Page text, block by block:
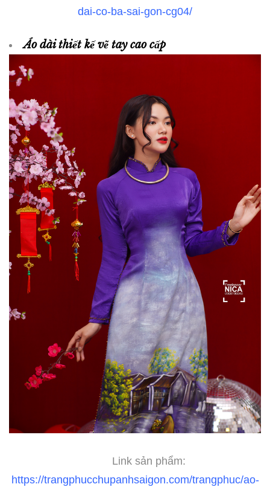
dai-co-ba-sai-gon-cg04/
Áo dài thiết kế vẽ tay cao cấp
Link sản phẩm:
https://trangphucchupanhsaigon.com/trangphuc/ao-